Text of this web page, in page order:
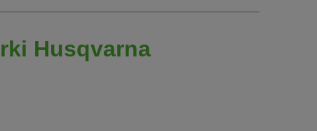
Husqvarna